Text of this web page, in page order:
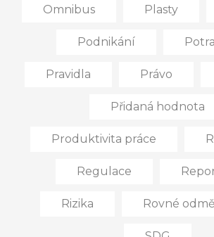
Omnibus Plasty
Podnikání
Pravidla Právo
Přidaná hodnota
Produktivita práce
Regulace
Rizika Rovné